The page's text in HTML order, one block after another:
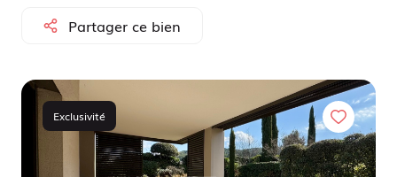
investissement
locatif
vendus
de
à
moi
Partager ce bien
Exclusivité